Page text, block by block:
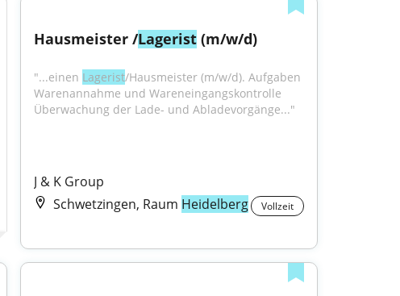
Hausmeister /Lagerist (m/w/d)
"...einen Lagerist/Hausmeister (m/w/d). Aufgaben
Warenannahme und Wareneingangskontrolle
Überwachung der Lade- und Abladevorgänge..."
J & K Group
Schwetzingen, Raum Heidelberg Vollzeit